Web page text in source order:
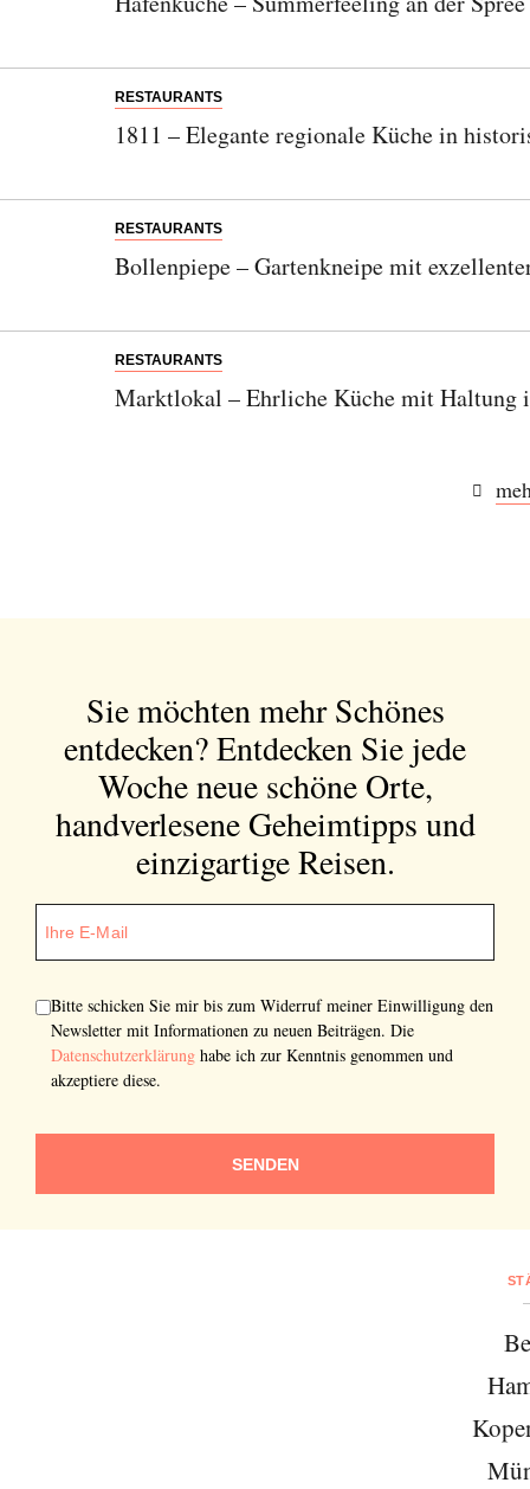
RESTAURANTS
1811 – Elegante regionale Küche in
RESTAURANTS
Bollenpiepe – Gartenkneipe mit
RESTAURANTS
Marktlokal – Ehrliche Küche mit Haltung
Sie möchten mehr Schönes
entdecken?Entdecken Sie jede
Woche neue schöne Orte,
handverlesene Geheimtipps und
einzigartige Reisen.
Bitte schicken Sie mir bis zum Widerruf meiner Einwilligung den
Newsletter mit Informationen zu neuen Beiträgen. Die
Datenschutzerklärung habe ich zur Kenntnis genommen und
akzeptiere diese.
SENDEN